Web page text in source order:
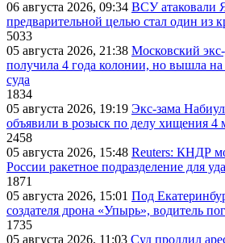
06 августа 2026, 09:34 ВСУ атаковали
предварительной целью стал один
5033
05 августа 2026, 21:38 Московский
получила 4 года колонии, но вышла на
суда
1834
05 августа 2026, 19:19 Экс-зама
объявили в розыск по делу хищения 4
2458
05 августа 2026, 15:48 Reuters: КНДР
России ракетное подразделение для
1871
05 августа 2026, 15:01 Под
создателя дрона «Упырь», водитель
1735
05 августа 2026, 11:03 Суд продлил